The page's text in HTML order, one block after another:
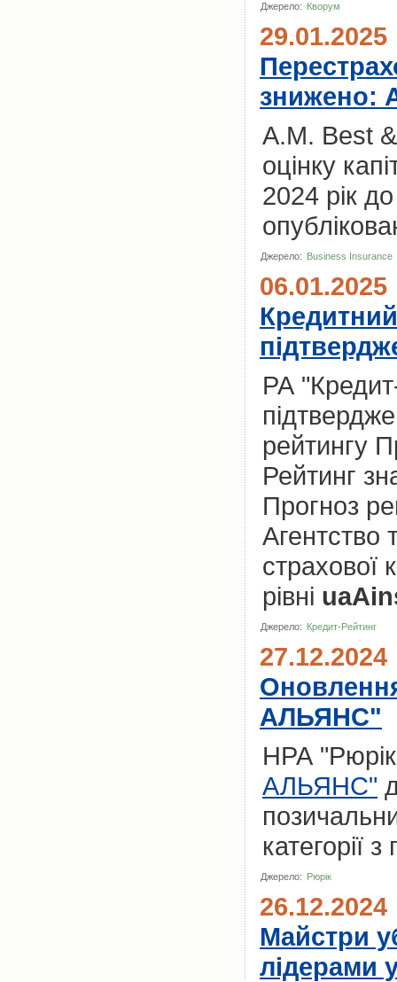
Джерело: Кворум
29.01.2025
знижено:
A.M. Best
оцінку
2024 рік
Джерело: Business Insurance
06.01.2025
РА
рейтингу
Рейтинг
Прогноз
Агентство
страхової
рівні
Джерело: Кредит-Рейтинг
27.12.2024
АЛЬЯНС"
НРА
АЛЬЯНС"
категорії
Джерело: Рюрік
26.12.2024
Майстри
лідерами